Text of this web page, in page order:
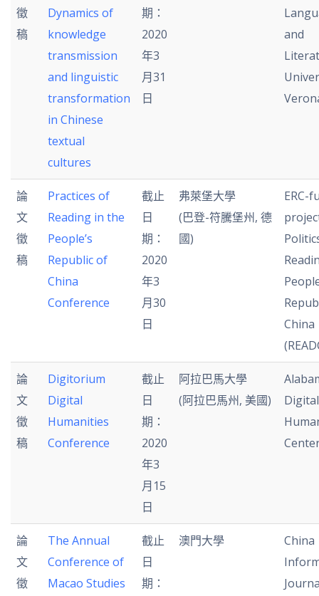
徵
稿
Dynamics of
knowledge
transmission
and linguistic
transformation
in Chinese
textual
cultures
期：
2020
年3
月31
日
and
論
文
徵
稿
Practices of
Reading in the
People’s
Republic of
China
Conference
截止
日
期：
2020
年3
月30
日
弗萊堡大學
(巴登-符騰堡州, 德
國)
ERC-
China
論
文
徵
稿
Digitorium
Digital
Humanities
Conference
截止
日
期：
2020
年3
月15
日
阿拉巴馬大學
(阿拉巴馬州, 美國)
Digital
論
文
徵
The Annual
Conference of
Macao Studies
截止
日
期：
澳門大學
China